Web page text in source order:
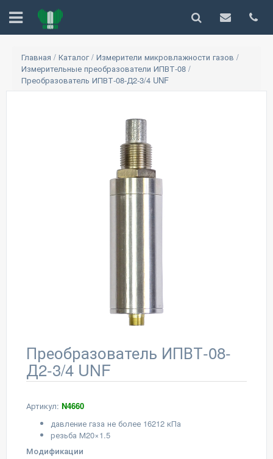
Главная / Каталог/ Измерители микровлажности газов /
Измерительные преобразователи ИПВТ-08 /
Преобразователь ИПВТ-08-Д2-3/4 UNF
Преобразователь ИПВТ-08-
Д2-3/4 UNF
Артикул: N4660
давление газа не более 16212 кПа
резьба М20×1.5
Модификации